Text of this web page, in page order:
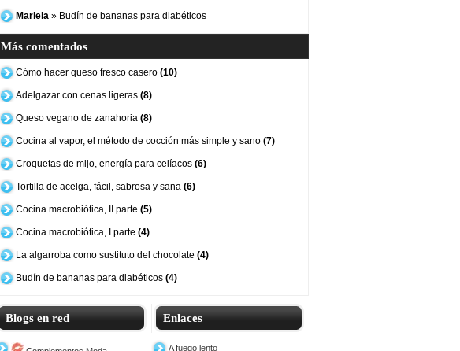
Mariela » Budín de bananas para diabéticos
Más comentados
Cómo hacer queso fresco casero (10)
Adelgazar con cenas ligeras (8)
Queso vegano de zanahoria (8)
Cocina al vapor, el método de cocción más simple y sano (7)
Croquetas de mijo, energía para celíacos (6)
Tortilla de acelga, fácil, sabrosa y sana (6)
Cocina macrobiótica, II parte (5)
Cocina macrobiótica, I parte (4)
La algarroba como sustituto del chocolate (4)
Budín de bananas para diabéticos (4)
Blogs en red Enlaces
A fuego lento